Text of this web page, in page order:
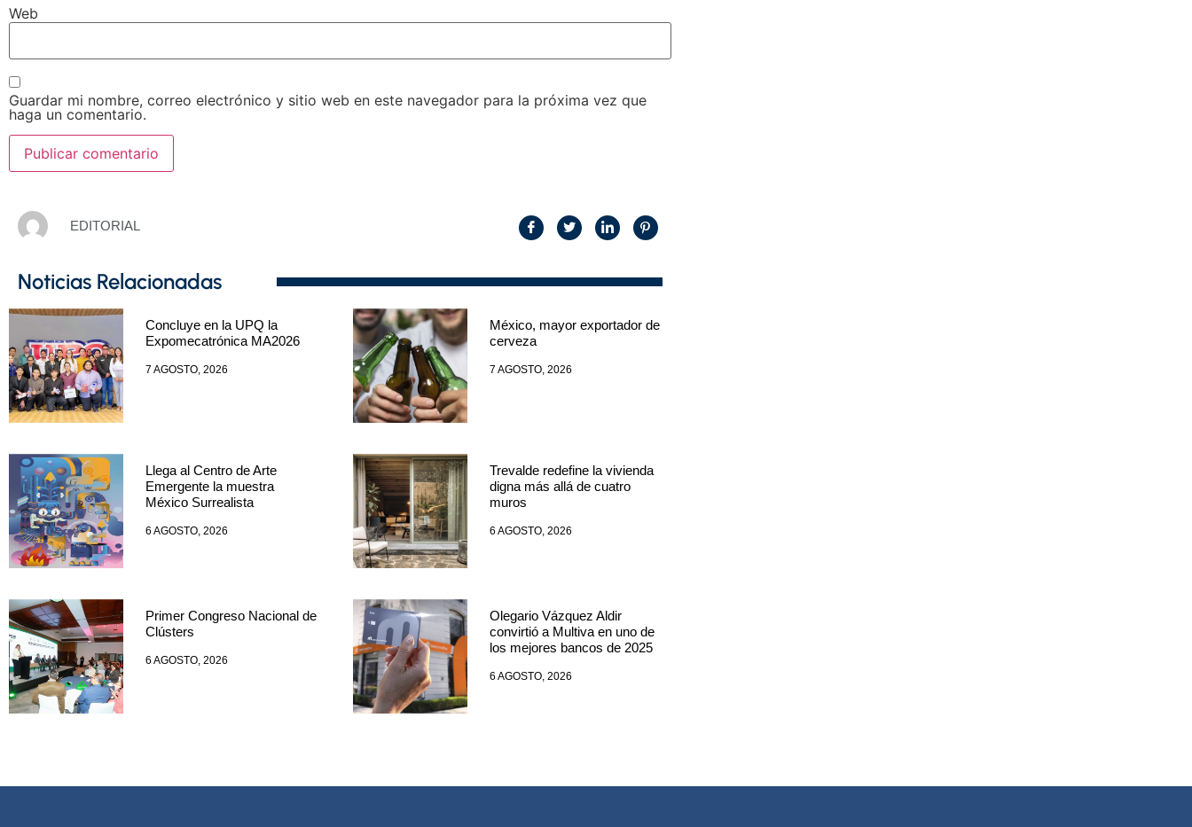
Web
Guardar mi nombre, correo electrónico y sitio web en este navegador para la próxima vez que
haga un comentario.
EDITORIAL
Noticias Relacionadas
Concluye en la UPQ la
Expomecatrónica MA2026
7 AGOSTO, 2026
México, mayor exportador de
cerveza
7 AGOSTO, 2026
Llega al Centro de Arte
Emergente la muestra
México Surrealista
6 AGOSTO, 2026
Trevalde redefine la vivienda
digna más allá de cuatro
muros
6 AGOSTO, 2026
Primer Congreso Nacional de
Clústers
6 AGOSTO, 2026
Olegario Vázquez Aldir
convirtió a Multiva en uno de
los mejores bancos de 2025
6 AGOSTO, 2026